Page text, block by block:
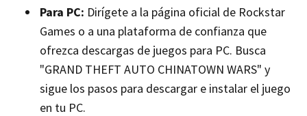
Para PC: Dirígete a la página oficial de Rockstar
Games o a una plataforma de confianza que
ofrezca descargas de juegos para PC. Busca
"GRAND THEFT AUTO CHINATOWN WARS" y
sigue los pasos para descargar e instalar el juego
en tu PC.